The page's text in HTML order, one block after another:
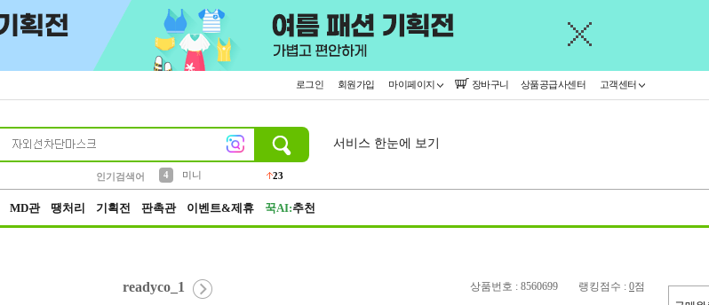
로그인 회원가입 마이페이지 장바구니 상품공급사센터 고객센터
인기검색어
5
말랑이
서비스 한눈에 보기
MD관 땡처리 기획전 판촉관 이벤트&제휴 꾹AI:추천
상품번호 : 8560699 랭킹점수 : 0점
readyco_1